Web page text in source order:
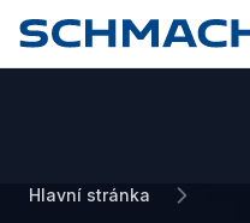
Hlavní stránka